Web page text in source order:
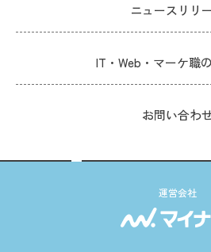
ニュースリリ
IT・Web・マーケ職
お問い合わ
運営会社